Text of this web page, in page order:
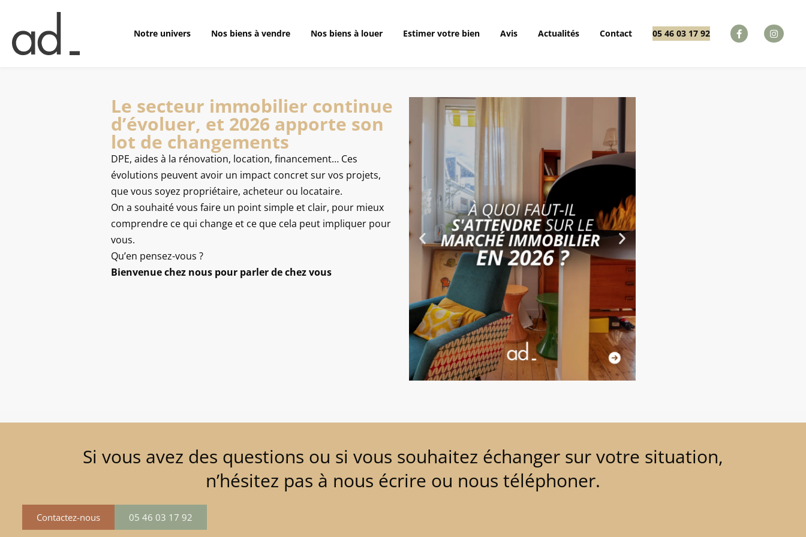
Notre univers Nos biens à vendre Nos biens à louer Estimer votre bien Actualités Contact 05 46 03 17 92
Notre univers Nos biens à vendre Nos biens à louer Estimer votre bien Avis Actualités Contact 05 46 03 17 92
Le secteur immobilier continue
d’évoluer, et 2026 apporte son
lot de changements
DPE, aides à la rénovation, location, financement… Ces
évolutions peuvent avoir un impact concret sur vos projets,
que vous soyez propriétaire, acheteur ou locataire.
On a souhaité vous faire un point simple et clair, pour mieux
comprendre ce qui change et ce que cela peut impliquer pour
vous.
Qu’en pensez-vous ?
Bienvenue chez nous pour parler de chez vous
Si vous avez des questions ou si vous souhaitez échanger sur votre situation,
n’hésitez pas à nous écrire ou nous téléphoner.
Contactez-nous 05 46 03 17 92